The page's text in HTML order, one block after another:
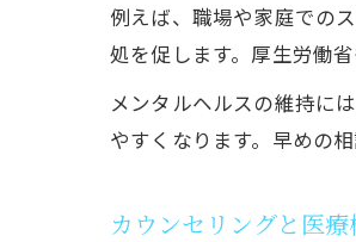
例えば、職場や家庭での
処を促します。厚生労働
メンタルヘルスの維持に
やすくなります。早めの
カウンセリングと医